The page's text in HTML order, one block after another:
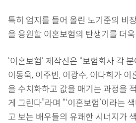
특히 엄지를 들어 올린 노기준의 비
을 응원할 이혼보험의 탄생기를 더
‘이혼보험’ 제작진은 “보험회사 각
이동욱, 이주빈, 이광수, 이다희가
을 수치화하고 값을 매기는 과정을
게 그린다”라며 “‘이혼보험’이라는
고 보는 배우들의 유쾌한 시너지가